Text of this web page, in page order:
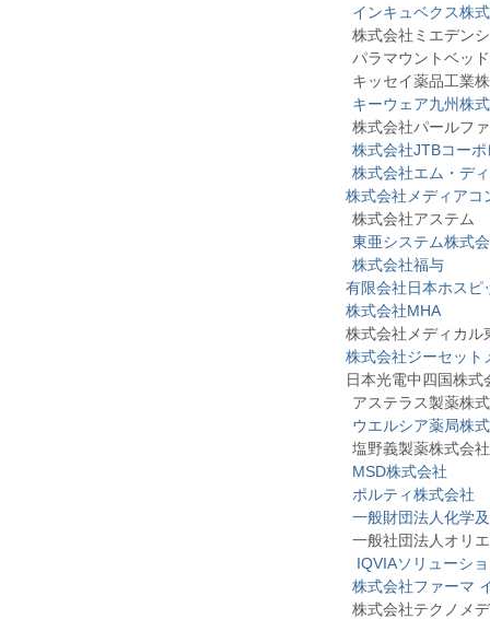
インキュベクス株
株式会社ミエデンシ
パラマウントベッド
キッセイ薬品工業株
キーウェア九州株
株式会社パールファ
株式会社JTBコー
株式会社エム・デ
株式会社メディアコ
株式会社アステム
東亜システム株式
株式会社福与
有限会社日本ホスピ
株式会社MHA
株式会社 メディカル
株式会社ジーセット
日本光電中四国株式
アステラス製薬株式
ウエルシア薬局株
塩野義製薬株式会社
MSD株式会社
ポルティ株式会社
一般財団法人化学
一般社団法人オリエ
IQVIAソリューシ
株式会社ファーマ
株式会社テクノメデ